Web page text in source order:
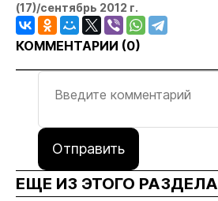
(17)/сентябрь 2012 г.
КОММЕНТАРИИ (0)
Отправить
ЕЩЕ ИЗ ЭТОГО РАЗДЕЛА